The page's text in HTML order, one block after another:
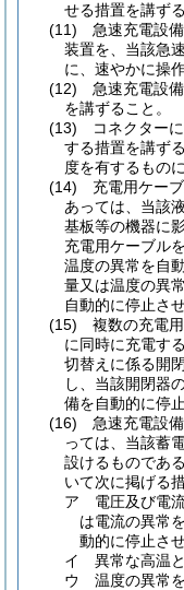
せる措置を講ずる
(11)
急速充電設
装置を、当該急
に、速やかに操
(12)
急速充電設
を講ずること。
(13)
コネクター
する措置を講ずる
度を有するもの
(14)
充電用ケー
あっては、当該
基板等の機器に
充電用ケーブル
温度の異常を自
量又は温度の異
自動的に停止さ
(15)
複数の充電
に同時に充電す
切替えに係る開
し、当該開閉器
備を自動的に停
(16)
急速充電設
っては、当該蓄
設けるものであ
いて次に掲げる
ア
電圧及び電
は電流の異常
動的に停止さ
イ
異常な高温
ウ
温度の異常